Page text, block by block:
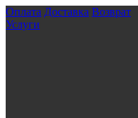
Оплата Доставка Возврат
Услуги